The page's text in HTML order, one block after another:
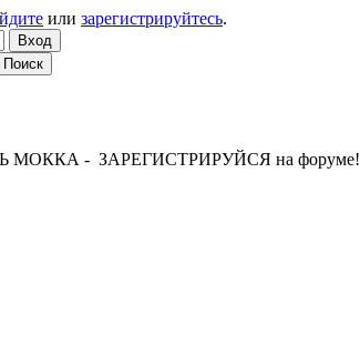
или зарегистрируйтесь.
МОККА - ЗАРЕГИСТРИРУЙСЯ на форуме!